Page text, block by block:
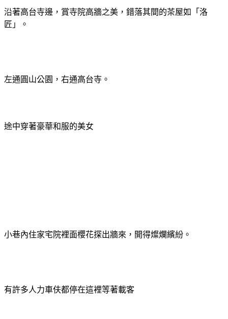
沿著高台寺邊，賞寺院高牆之美，錯落其間的茶屋如「洛
匠」。
左通圓山公園，右通高台寺。
途中穿著豪華和服的美女
小巷內住家宅院裡面櫻花探出牆來，開得燦爛繽紛。
有許多人力車伕都停在這裡等著載客